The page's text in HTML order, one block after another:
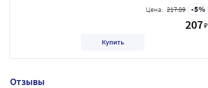
Цена: 217.89 5
207₽
Купить
Отзывы